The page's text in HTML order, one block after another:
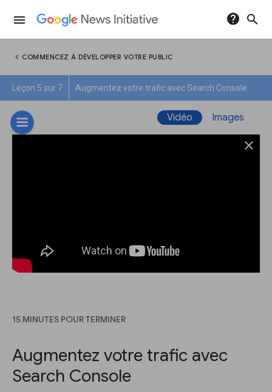
menu help search
chevron_left COMMENCEZ À DÉVELOPPER VOTRE PUBLIC
Leçon 5 sur 7 Augmentez votre trafic avec Search Console
Vidéo Images
close
15 MINUTES POUR TERMINER
Augmentez votre trafic avec
Search Console